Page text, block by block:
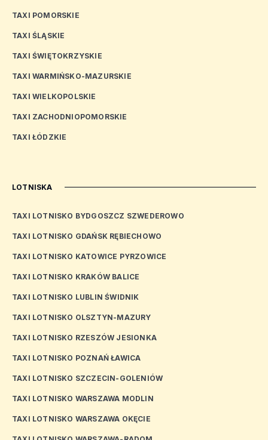
TAXI POMORSKIE
TAXI ŚLĄSKIE
TAXI ŚWIĘTOKRZYSKIE
TAXI WARMIŃSKO-MAZURSKIE
TAXI WIELKOPOLSKIE
TAXI ZACHODNIOPOMORSKIE
TAXI ŁÓDZKIE
LOTNISKA
TAXI LOTNISKO BYDGOSZCZ SZWEDEROWO
TAXI LOTNISKO GDAŃSK RĘBIECHOWO
TAXI LOTNISKO KATOWICE PYRZOWICE
TAXI LOTNISKO KRAKÓW BALICE
TAXI LOTNISKO LUBLIN ŚWIDNIK
TAXI LOTNISKO OLSZTYN-MAZURY
TAXI LOTNISKO RZESZÓW JESIONKA
TAXI LOTNISKO POZNAŃ ŁAWICA
TAXI LOTNISKO SZCZECIN-GOLENIÓW
TAXI LOTNISKO WARSZAWA MODLIN
TAXI LOTNISKO WARSZAWA OKĘCIE